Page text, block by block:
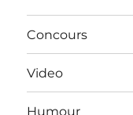
Concours
Video
Humour